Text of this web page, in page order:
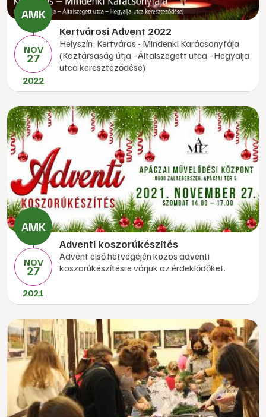
NOV
27
2022
Kertvárosi Advent 2022
Helyszín: Kertváros - Mindenki Karácsonyfája
(Köztársaság útja - Általszegett utca - Hegyalja
utca kereszteződése)
NOV
27
2021
Adventi koszorúkészítés
Advent első hétvégéjén közös adventi
koszorúkészítésre várjuk az érdeklődőket.